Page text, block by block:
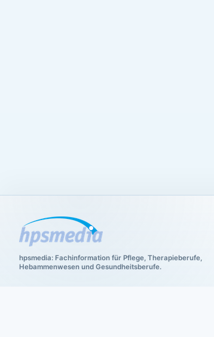
hpsmedia: Fachinformation für Pflege, Therapieberufe,
Hebammenwesen und Gesundheitsberufe.